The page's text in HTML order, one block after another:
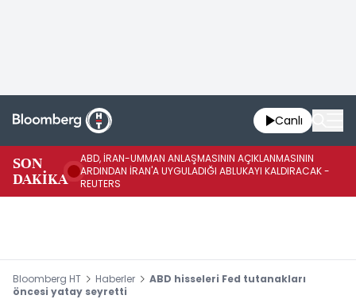
Canlı
SON
DAKİKA
ABD, İRAN-UMMAN ANLAŞMASININ AÇIKLANMASININ
ARDINDAN İRAN'A UYGULADIĞI ABLUKAYI KALDIRACAK -
REUTERS
Bloomberg HT Haberler
ABD hisseleri Fed tutanakları
öncesi yatay seyretti